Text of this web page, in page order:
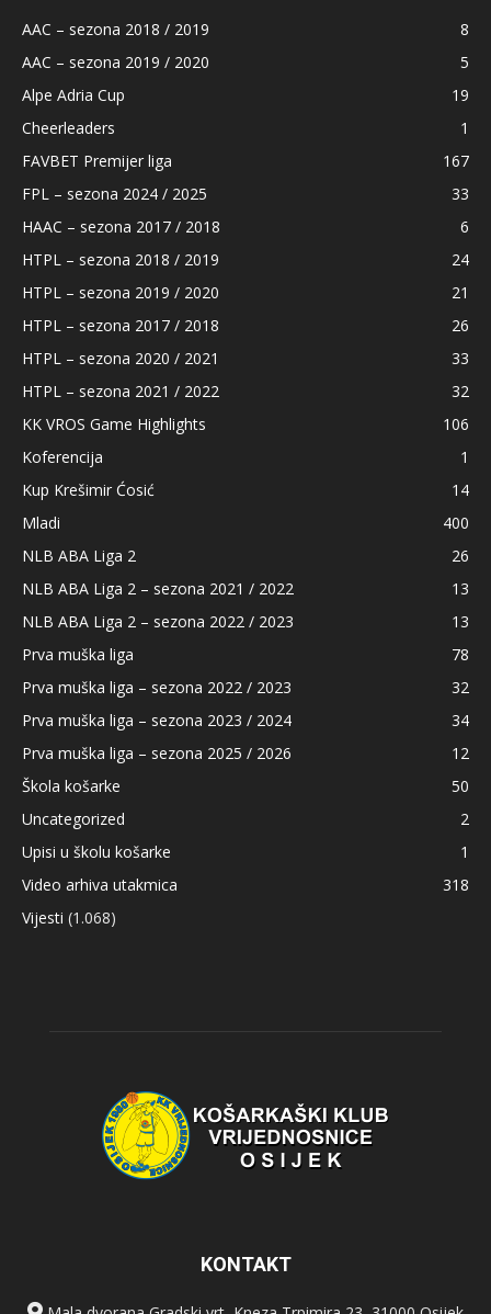
AAC – sezona 2018 / 2019
8
AAC – sezona 2019 / 2020
5
Alpe Adria Cup
19
Cheerleaders
1
FAVBET Premijer liga
167
FPL – sezona 2024 / 2025
33
HAAC – sezona 2017 / 2018
6
HTPL – sezona 2018 / 2019
24
HTPL – sezona 2019 / 2020
21
HTPL – sezona 2017 / 2018
26
HTPL – sezona 2020 / 2021
33
HTPL – sezona 2021 / 2022
32
KK VROS Game Highlights
106
Koferencija
1
Kup Krešimir Ćosić
14
Mladi
400
NLB ABA Liga 2
26
NLB ABA Liga 2 – sezona 2021 / 2022
13
NLB ABA Liga 2 – sezona 2022 / 2023
13
Prva muška liga
78
Prva muška liga – sezona 2022 / 2023
32
Prva muška liga – sezona 2023 / 2024
34
Prva muška liga – sezona 2025 / 2026
12
Škola košarke
50
Uncategorized
2
Upisi u školu košarke
1
Video arhiva utakmica
318
Vijesti (1.068)
KONTAKT